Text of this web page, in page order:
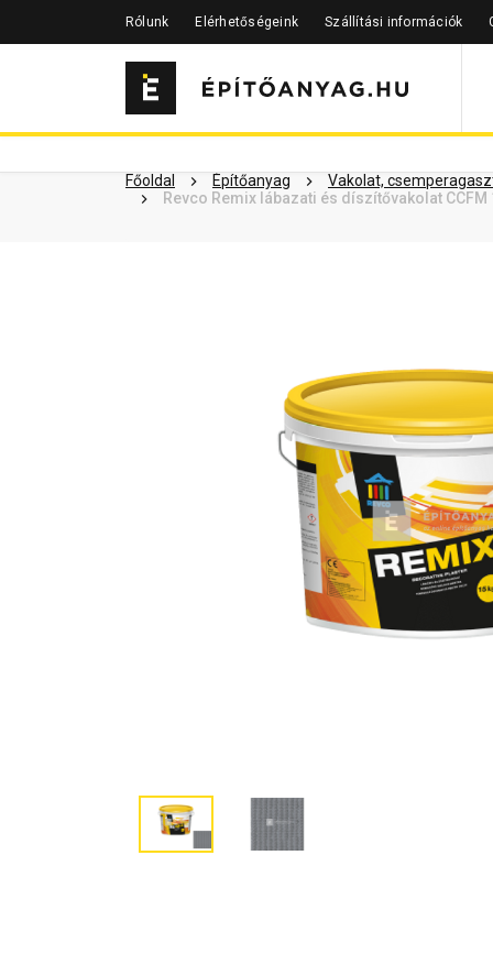
Rólunk Elérhetőségeink Szállítási információk
Főoldal Építőanyag
Vakolat,
Revco Remix lábazati és díszítővakolat CCFM
Szükséged lehet rá Részletes